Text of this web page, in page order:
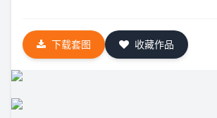
下载套图 收藏作品